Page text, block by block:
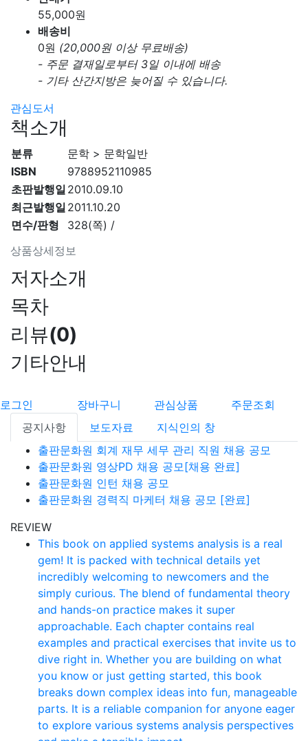
55,000원
배송비
0원 (20,000원 이상 무료배송)
- 주문 결재일로부터 3일 이내에 배송
- 기타 산간지방은 늦어질 수 있습니다.
관심도서
책소개
상품상세정보
분류
문학 > 문학일반
ISBN
9788952110985
초판발행일 2010.09.10
최근발행일 2011.10.20
면수/판형
328(쪽) /
저자소개
목차
리뷰(0)
기타안내
로그인 장바구니 관심상품
주문조회
공지사항
보도자료
지식인의 창
출판문화원 회계 재무 세무 관리 직원 채용 공모
출판문화원 영상PD 채용 공모[채용 완료]
출판문화원 인턴 채용 공모
출판문화원 경력직 마케터 채용 공모 [완료]
REVIEW
This book on applied systems analysis is a real
gem! It is packed with technical details yet
incredibly welcoming to newcomers and the
simply curious. The blend of fundamental theory
and hands-on practice makes it super
approachable. Each chapter contains real
examples and practical exercises that invite us to
dive right in. Whether you are building on what
you know or just getting started, this book
breaks down complex ideas into fun, manageable
parts. It is a reliable companion for anyone eager
to explore various systems analysis perspectives